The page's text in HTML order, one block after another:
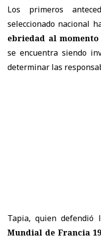
Los primeros
seleccionado nacional
ebriedad al
se encuentra siendo
determinar las
Tapia, quien
Mundial de Francia